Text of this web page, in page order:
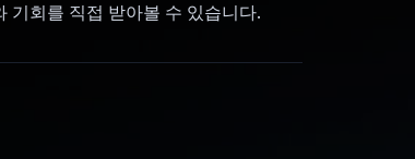
기회를 직접 받아볼 수 있습니다.